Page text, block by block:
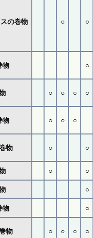
の巻物 ○ ○
物 ○
○ ○ ○ ○
物 ○ ○ ○
物 ○ ○
○ ○
○
物 ○
物 ○ ○ ○ ○